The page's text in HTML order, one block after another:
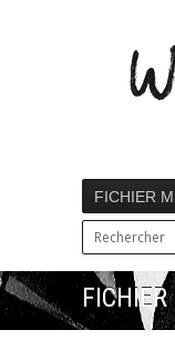
FICHIER